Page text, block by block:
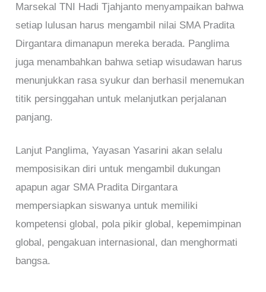
Marsekal TNI Hadi Tjahjanto menyampaikan bahwa
setiap lulusan harus mengambil nilai SMA Pradita
Dirgantara dimanapun mereka berada. Panglima
juga menambahkan bahwa setiap wisudawan harus
menunjukkan rasa syukur dan berhasil menemukan
titik persinggahan untuk melanjutkan perjalanan
panjang.
Lanjut Panglima, Yayasan Yasarini akan selalu
memposisikan diri untuk mengambil dukungan
apapun agar SMA Pradita Dirgantara
mempersiapkan siswanya untuk memiliki
kompetensi global, pola pikir global, kepemimpinan
global, pengakuan internasional, dan menghormati
bangsa.